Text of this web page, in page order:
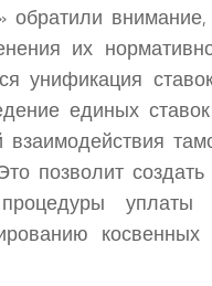
обратили
их
унификация
единых
взаимодействия
позволит
уплаты